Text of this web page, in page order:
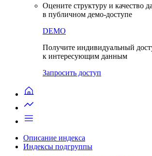
Оцените структуру и качество
в публичном демо-доступе
DEMO
Получите индивидуальный
к интересующим данным
Запросить доступ
Описание индекса
Индексы подгруппы